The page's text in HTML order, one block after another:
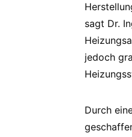
sagt Dr.
jedoch
Durch